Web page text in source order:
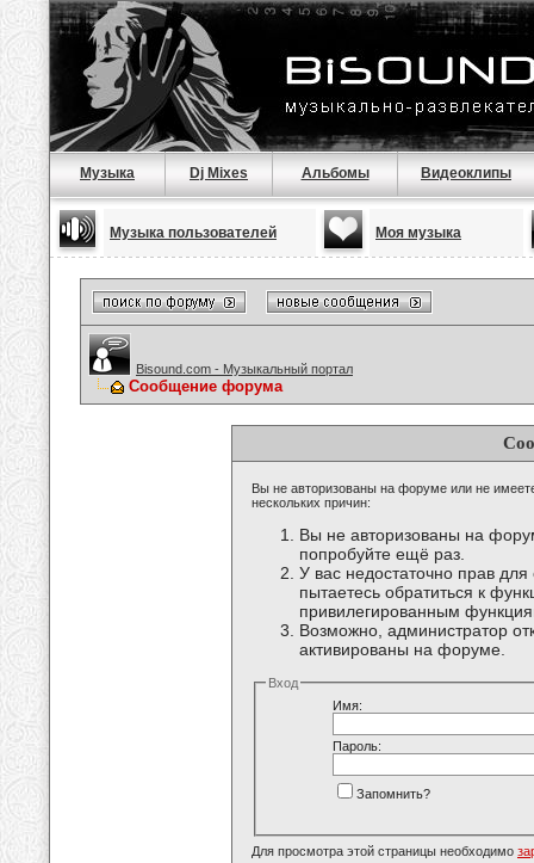
Музыка Dj Mixes Альбомы Видеоклипы
Музыка пользователей Моя музыка
Bisound.com - Музыкальный портал
Сообщение форума
Вы не авторизованы на форуме или не
нескольких причин:
Вы не авторизованы на
попробуйте ещё раз.
У вас недостаточно прав
пытаетесь обратиться к
привилегированным
Возможно, администратор
активированы на форуме.
Вход
Имя:
Пароль:
Запомнить?
Для просмотра этой страницы необходимо